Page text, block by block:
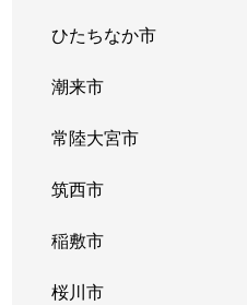
ひたちなか市
潮来市
常陸大宮市
筑西市
稲敷市
桜川市